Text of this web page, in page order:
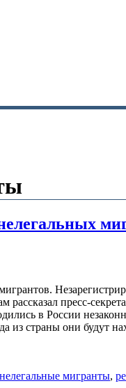
пресс-
в России
из страны они
нелегальные мигранты,